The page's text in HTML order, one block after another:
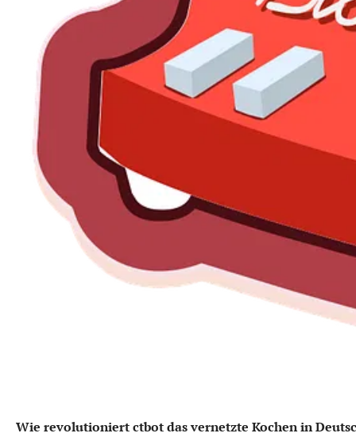
Wie revolutioniert ctbot das vernetzte Kochen in